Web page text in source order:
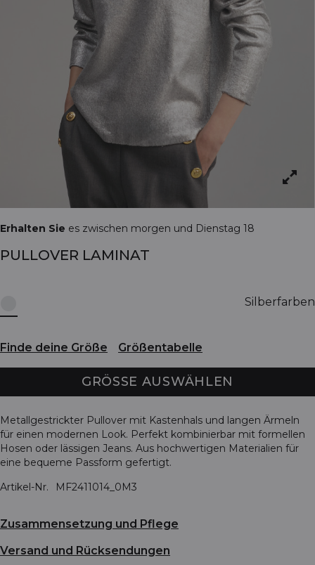
Erhalten Sie es zwischen morgen und Dienstag 18
PULLOVER LAMINAT
Silberfarben
Finde deine Größe Größentabelle
GRÖSSE AUSWÄHLEN
Metallgestrickter Pullover mit Kastenhals und langen Ärmeln
für einen modernen Look. Perfekt kombinierbar mit formellen
Hosen oder lässigen Jeans. Aus hochwertigen Materialien für
eine bequeme Passform gefertigt.
Artikel-Nr.
MF2411014_0M3
Zusammensetzung und Pflege
Versand und Rücksendungen